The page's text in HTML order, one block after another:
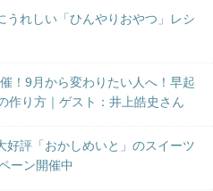
うれしい「ひんやりおやつ」レシ
！9月から変わりたい人へ！早起
作り方｜ゲスト：井上皓史さん
好評「おかしめいと」のスイーツ
ーン開催中